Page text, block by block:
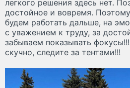
легкого решения здесь нет.
достойное и вовремя.
будем работать дальше, на
с уважением к труду, за
забываем показывать
скучно, следите за тентами!!!